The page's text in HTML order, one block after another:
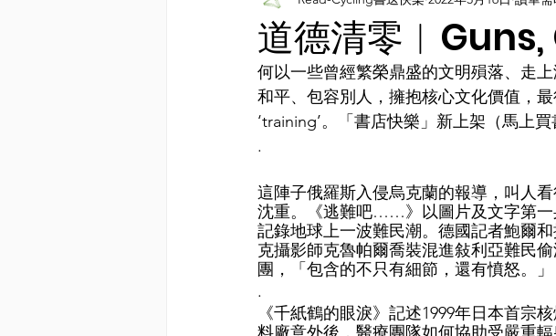
道德清零
何以一些曾經繁榮鼎盛的文明殞落、走
和平、包容別人，擁抱核心文化價值，
‘training’。「書店快樂」新上架（馬上買
.
這陣子俄羅斯入侵烏克蘭的報導，叫人
沈重。《逃難吧……》以圖片及文字第一
記錄地球上一波難民潮。德國記者鮑爾和
克攝影師克魯帕爾喬裝混進敍利亞難民
團，「包含的不只有細節，還有憤怒。」
.
《千紙鶴的眼淚》記述1999年日本首宗